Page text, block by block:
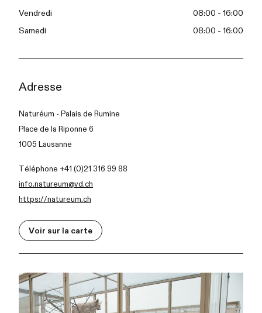
Vendredi 08:00 - 16:00
Samedi 08:00 - 16:00
Adresse
Naturéum - Palais de Rumine
Place de la Riponne 6
1005 Lausanne
Téléphone +41 (0)21 316 99 88
info.natureum@vd.ch
https://natureum.ch
Voir sur la carte